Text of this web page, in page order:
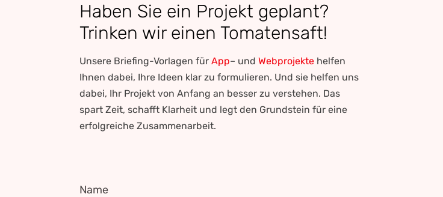
Haben Sie ein Projekt geplant?
Trinken wir einen Tomatensaft!
Unsere Briefing-Vorlagen für App– und Webprojekte helfen
Ihnen dabei, Ihre Ideen klar zu formulieren. Und sie helfen uns
dabei, Ihr Projekt von Anfang an besser zu verstehen. Das
spart Zeit, schafft Klarheit und legt den Grundstein für eine
erfolgreiche Zusammenarbeit.
Name